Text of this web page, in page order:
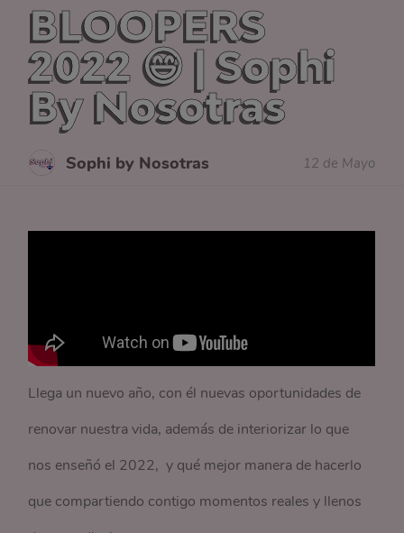
BLOOPERS
2022 😅 | Sophi
By Nosotras
Sophi by Nosotras 12 de Mayo
Llega un nuevo año, con él nuevas oportunidades de
renovar nuestra vida, además de interiorizar lo que
nos enseñó el 2022, y qué mejor manera de hacerlo
que compartiendo contigo momentos reales y llenos